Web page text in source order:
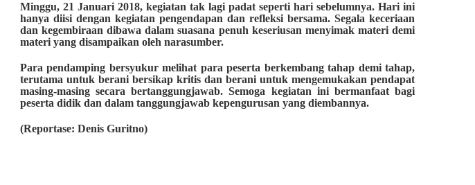
Minggu, 21 Januari 2018, kegiatan tak lagi padat seperti hari sebelumnya. Hari ini
hanya diisi dengan kegiatan pengendapan dan refleksi bersama. Segala keceriaan
dan kegembiraan dibawa dalam suasana penuh keseriusan menyimak materi demi
materi yang disampaikan oleh narasumber.
Para pendamping bersyukur melihat para peserta berkembang tahap demi tahap,
terutama untuk berani bersikap kritis dan berani untuk mengemukakan pendapat
masing-masing secara bertanggungjawab. Semoga kegiatan ini bermanfaat bagi
peserta didik dan dalam tanggungjawab kepengurusan yang diembannya.
(Reportase: Denis Guritno)